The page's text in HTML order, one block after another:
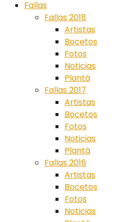
Fallas
Fallas 2018
Artistas
Bocetos
Fotos
Noticias
Plantá
Fallas 2017
Artistas
Bocetos
Fotos
Noticias
Plantà
Fallas 2016
Artistas
Bocetos
Fotos
Noticias